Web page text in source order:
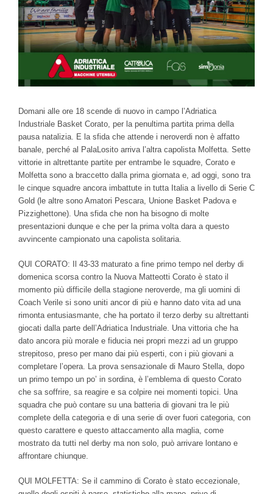
Domani alle ore 18 scende di nuovo in campo l’Adriatica
Industriale Basket Corato, per la penultima partita prima della
pausa natalizia. E la sfida che attende i neroverdi non è affatto
banale, perché al PalaLosito arriva l’altra capolista Molfetta. Sette
vittorie in altrettante partite per entrambe le squadre, Corato e
Molfetta sono a braccetto dalla prima giornata e, ad oggi, sono tra
le cinque squadre ancora imbattute in tutta Italia a livello di Serie C
Gold (le altre sono Amatori Pescara, Unione Basket Padova e
Pizzighettone). Una sfida che non ha bisogno di molte
presentazioni dunque e che per la prima volta dara a questo
avvincente campionato una capolista solitaria.
QUI CORATO: Il 43-33 maturato a fine primo tempo nel derby di
domenica scorsa contro la Nuova Matteotti Corato è stato il
momento più difficile della stagione neroverde, ma gli uomini di
Coach Verile si sono uniti ancor di più e hanno dato vita ad una
rimonta entusiasmante, che ha portato il terzo derby su altrettanti
giocati dalla parte dell’Adriatica Industriale. Una vittoria che ha
dato ancora più morale e fiducia nei propri mezzi ad un gruppo
strepitoso, preso per mano dai più esperti, con i più giovani a
completare l’opera. La prova sensazionale di Mauro Stella, dopo
un primo tempo un po’ in sordina, è l’emblema di questo Corato
che sa soffrire, sa reagire e sa colpire nei momenti topici. Una
squadra che può contare su una batteria di giovani tra le più
complete della categoria e di una serie di over fuori categoria, con
questo carattere e questo attaccamento alla maglia, come
mostrato da tutti nel derby ma non solo, può arrivare lontano e
affrontare chiunque.
QUI MOLFETTA: Se il cammino di Corato è stato eccezionale,